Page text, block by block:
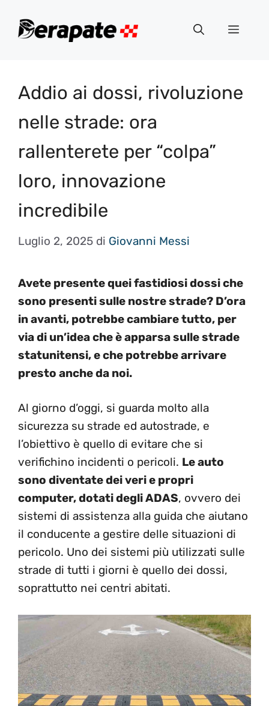
Menu
Addio ai dossi, rivoluzione
nelle strade: ora
rallenterete per “colpa”
loro, innovazione
incredibile
Luglio 2, 2025 di Giovanni Messi
Avete presente quei fastidiosi dossi che
sono presenti sulle nostre strade? D’ora
in avanti, potrebbe cambiare tutto, per
via di un’idea che è apparsa sulle strade
statunitensi, e che potrebbe arrivare
presto anche da noi.
Al giorno d’oggi, si guarda molto alla
sicurezza su strade ed autostrade, e
l’obiettivo è quello di evitare che si
verifichino incidenti o pericoli. Le auto
sono diventate dei veri e propri
computer, dotati degli ADAS, ovvero dei
sistemi di assistenza alla guida che aiutano
il conducente a gestire delle situazioni di
pericolo. Uno dei sistemi più utilizzati sulle
strade di tutti i giorni è quello dei dossi,
soprattutto nei centri abitati.